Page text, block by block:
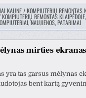
KAUNE / KOMPIUTERIŲ REMONTAS
REMONTAS KLAIPĖDOJE,
NAUJIENOS, PATARIMAI
mirties
yra tas garsus mėlynas
bent kartą